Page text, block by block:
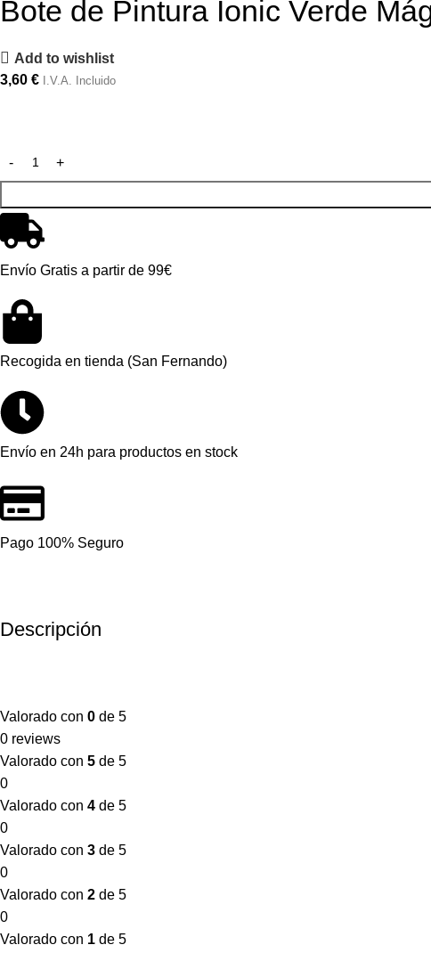
Bote de Pintura Ionic Verde
Add to wishlist
3,60 € I.V.A. Incluido
Envío Gratis a partir de 99€
Recogida en tienda (San Fernando)
Envío en 24h para productos en stock
Pago 100% Seguro
Descripción
Valorado con 0 de 5
0 reviews
Valorado con 5 de 5
0
Valorado con 4 de 5
0
Valorado con 3 de 5
0
Valorado con 2 de 5
0
Valorado con 1 de 5